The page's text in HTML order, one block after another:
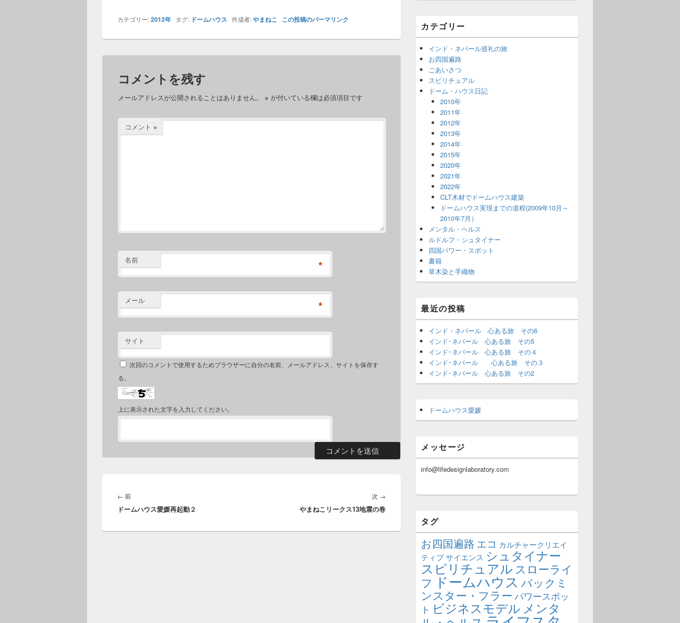
カテゴリー:2012年 タグ: ドームハウス 作成者:やまねこ この投稿のパーマリンク
コメントを残す
メールアドレスが公開されることはありません。 ※ が付いている欄は必須項目です
コメント ※
名前 *
メール *
サイト
次回のコメントで使用するためブラウザーに自分の名前、メールアドレス、サイトを保存す
る。
上に表示された文字を入力してください。
稿
ナ
ゲ
← 前前
の
稿:
ドームハウス愛媛再起動２
次 →
の
稿:
やまねこリークス13地震の巻
カテゴリー
インド・ネパール巡礼の旅
お四国遍路
ごあいさつ
スピリチュアル
ドーム・ハウス日記
2010年
2011年
2012年
2013年
2014年
2015年
2020年
2021年
2022年
CLT木材でドームハウス建築
ドームハウス実現までの道程(2009年10月～
2010年7月）
メンタル・ヘルス
ルドルフ・シュタイナー
四国パワー・スポット
書籍
草木染と手織物
最近の投稿
インド・ネパール 心ある旅 その6
インド･ネパール 心ある旅 その5
インド･ネパール 心ある旅 その４
インド･ネパール 心ある旅 その３
インド･ネパール 心ある旅 その2
ドームハウス愛媛
メッセージ
info@lifedesignlaboratory.com
タグ
お四国遍路 エコ カルチャークリエイ
ティブサイエンス シュタイナー
スピリチュアルスローライ
フ ドームハウス バックミ
ンスター・フラー パワースポッ
ト ビジネスモデル メンタ